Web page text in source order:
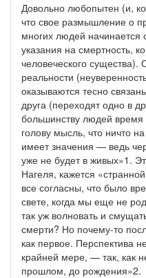
Довольно любопытен (и,
что свое размышление о
многих людей
указания на смертность,
человеческого
реальности
оказываются тесно
друга (переходят одно в
большинству людей
голову мысль, что ничто
имеет значения — ведь
уже не будет в живых»1.
Нагеля, кажется
все согласны, что было
свете, когда мы еще не
так уж волновать и
смерти? Но почему-то
как первое. Перспектива
крайней мере, — так, как
прошлом, до рождения»2.